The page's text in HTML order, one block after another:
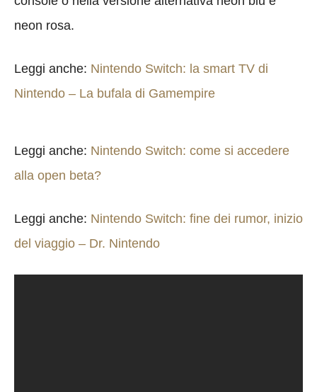
neon rosa.
Leggi anche: Nintendo Switch: la smart TV di
Nintendo – La bufala di Gamempire
Leggi anche: Nintendo Switch: come si accedere
alla open beta?
Leggi anche: Nintendo Switch: fine dei rumor, inizio
del viaggio – Dr. Nintendo